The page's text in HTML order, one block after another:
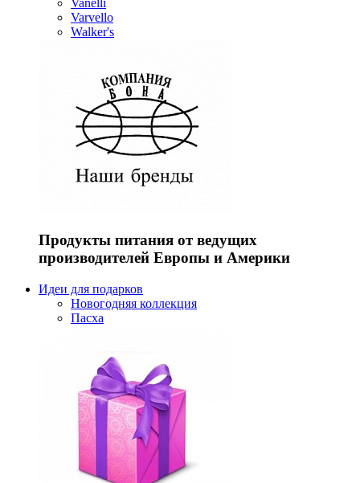
Vanelli
Varvello
Walker's
Продукты питания от ведущих
производителей Европы и Америки
Идеи для подарков
Новогодняя коллекция
Пасха